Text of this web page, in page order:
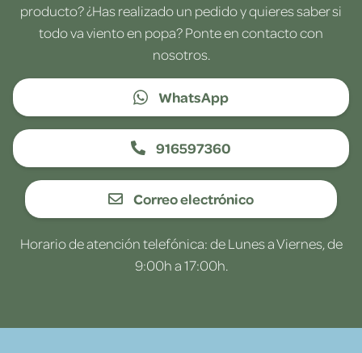
producto? ¿Has realizado un pedido y quieres saber si
todo va viento en popa? Ponte en contacto con
nosotros.
WhatsApp
916597360
Correo electrónico
Horario de atención telefónica: de Lunes a Viernes, de
9:00h a 17:00h.